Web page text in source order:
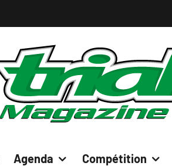
Agenda Compétition